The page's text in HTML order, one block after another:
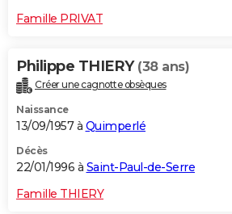
Famille PRIVAT
Philippe THIERY (38 ans)
Créer une cagnotte obsèques
Naissance
13/09/1957 à Quimperlé
Décès
22/01/1996 à Saint-Paul-de-Serre
Famille THIERY